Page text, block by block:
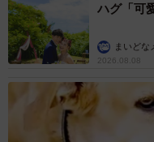
ハグ「可
まいどな
2026.08.08